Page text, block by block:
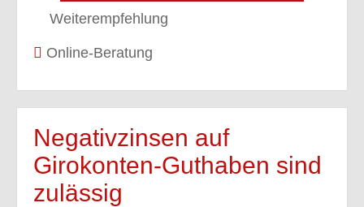
Weiterempfehlung
Online-Beratung
Negativzinsen auf
Girokonten-Guthaben sind
zulässig